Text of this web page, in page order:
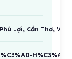
Lợi, Cần Thơ, Việt